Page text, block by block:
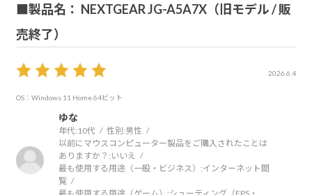
■製品名： NEXTGEAR JG-A5A7X（旧モデル / 販
売終了）
2026.6.4
OS：Windows 11 Home 64ビット
ゆな
年代: 10代 性別:男性
以前にマウスコンピューター製品をご購入されたことは
ありますか？: いいえ
最も使用する用途（一般・ビジネス）:インターネット閲
覧